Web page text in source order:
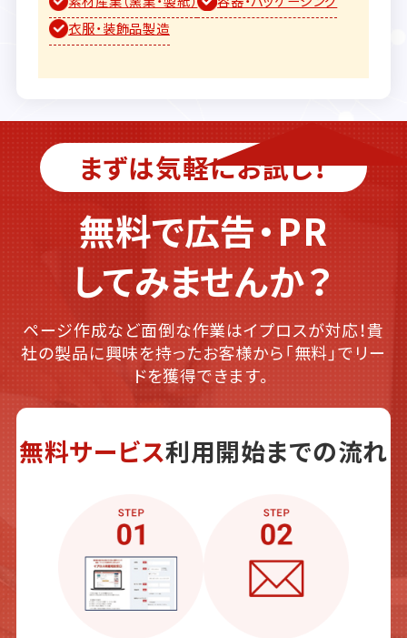
衣服・装飾品製造
まずは気軽にお試し！
無料で広告・PR
してみませんか？
ページ作成など面倒な作業はイプロスが対応！貴
社の製品に興味を持ったお客様から「無料」でリー
ドを獲得できます。
無料サービス利用開始までの流れ